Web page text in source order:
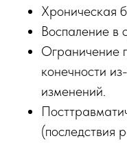
Хроническая
Воспаление в
Ограничение
конечности
изменений.
(последствия